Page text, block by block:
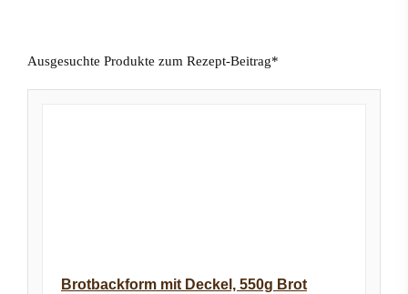
Ausgesuchte Produkte zum Rezept-Beitrag*
Brotbackform mit Deckel, 550g Brot